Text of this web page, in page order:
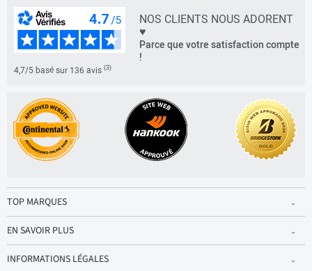
NOS CLIENTS NOUS ADORENT
♥
Parce que votre satisfaction compte
!
4,7/5 basé sur 136 avis (3)
TOP MARQUES
EN SAVOIR PLUS
INFORMATIONS LÉGALES